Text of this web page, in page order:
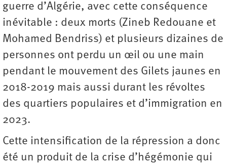
guerre d’Algérie, avec cette conséquence
inévitable : deux morts (Zineb Redouane et
Mohamed Bendriss) et plusieurs dizaines de
personnes ont perdu un œil ou une main
pendant le mouvement des Gilets jaunes en
2018-2019 mais aussi durant les révoltes
des quartiers populaires et d’immigration en
2023.
Cette intensification de la répression a donc
été un produit de la crise d’hégémonie qui